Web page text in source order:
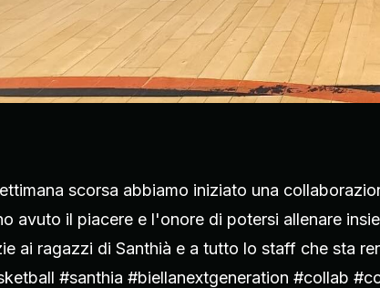
scorsa abbiamo iniziato una
avuto il piacere e l'onore di potersi allenare
ai ragazzi di Santhià e a tutto lo staff che sta
#santhia #biellanextgeneration #collab